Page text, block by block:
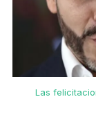
Las